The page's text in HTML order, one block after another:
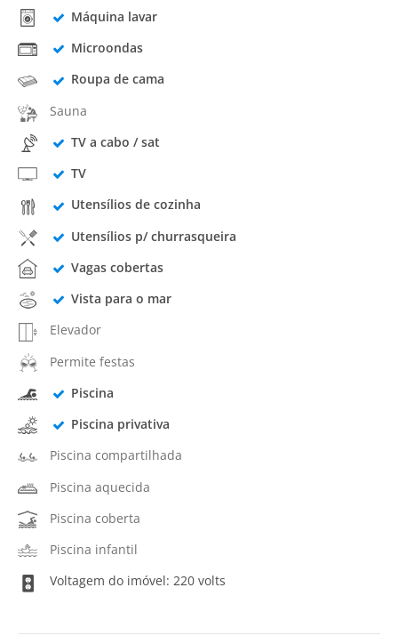
Máquina lavar
Microondas
Roupa de cama
Sauna
TV a cabo / sat
TV
Utensílios de cozinha
Utensílios p/ churrasqueira
Vagas cobertas
Vista para o mar
Elevador
Permite festas
Piscina
Piscina privativa
Piscina compartilhada
Piscina aquecida
Piscina coberta
Piscina infantil
Voltagem do imóvel: 220 volts